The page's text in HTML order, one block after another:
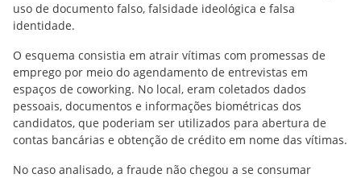
uso de documento falso, falsidade ideológica e falsa
identidade.
O esquema consistia em atrair vítimas com promessas de
emprego por meio do agendamento de entrevistas em
espaços de coworking. No local, eram coletados dados
pessoais, documentos e informações biométricas dos
candidatos, que poderiam ser utilizados para abertura de
contas bancárias e obtenção de crédito em nome das vítimas.
No caso analisado, a fraude não chegou a se consumar